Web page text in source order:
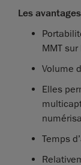
Les
MMT
Volume
Elles
Temps